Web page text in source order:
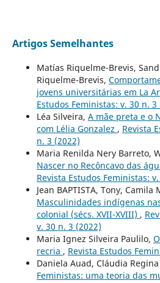
Artigos Semelhantes
Matías Riquelme-Brevis,
Riquelme-Brevis,
jovens universitárias em La
Estudos Feministas: v. 30 n. 3
Léa Silveira, A mãe preta e o
com Lélia Gonzalez , Revista
n. 3 (2022)
Maria Renilda Nery Barreto,
Nascer no Recôncavo das
Revista Estudos Feministas:
Jean BAPTISTA, Tony, Camila
Masculinidades indígenas
colonial (sécs. XVII-XVIII) ,
v. 30 n. 3 (2022)
Maria Ignez Silveira Paulilo,
recria , Revista Estudos
Daniela Auad, Cláudia
Feministas: uma teoria das